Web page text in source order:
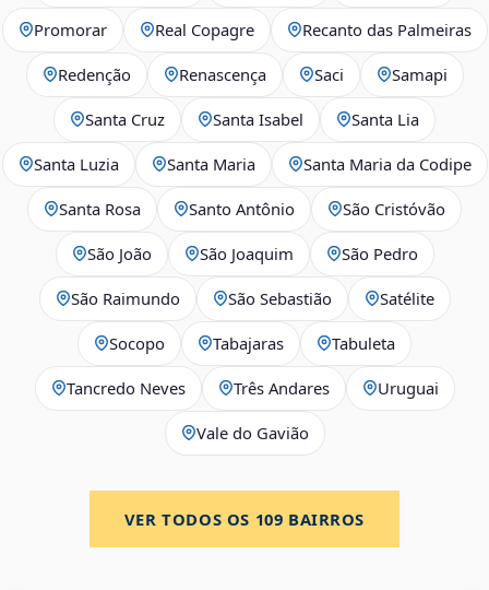
Promorar Real Copagre Recanto das Palmeiras
Redenção Renascença Saci Samapi
Santa Cruz Santa Isabel Santa Lia
Santa Luzia Santa Maria Santa Maria da Codipe
Santa Rosa Santo Antônio São Cristóvão
São João São Joaquim São Pedro
São Raimundo São Sebastião Satélite
Socopo Tabajaras Tabuleta
Tancredo Neves Três Andares Uruguai
Vale do Gavião
VER TODOS OS 109 BAIRROS